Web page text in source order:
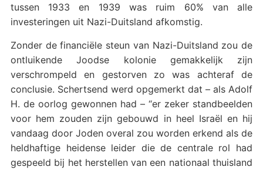
tussen 1933 en 1939 was ruim 60% van alle
investeringen uit Nazi-Duitsland afkomstig.
Zonder de financiële steun van Nazi-Duitsland zou de
ontluikende Joodse kolonie gemakkelijk zijn
verschrompeld en gestorven zo was achteraf de
conclusie. Schertsend werd opgemerkt dat – als Adolf
H. de oorlog gewonnen had – “er zeker standbeelden
voor hem zouden zijn gebouwd in heel Israël en hij
vandaag door Joden overal zou worden erkend als de
heldhaftige heidense leider die de centrale rol had
gespeeld bij het herstellen van een nationaal thuisland